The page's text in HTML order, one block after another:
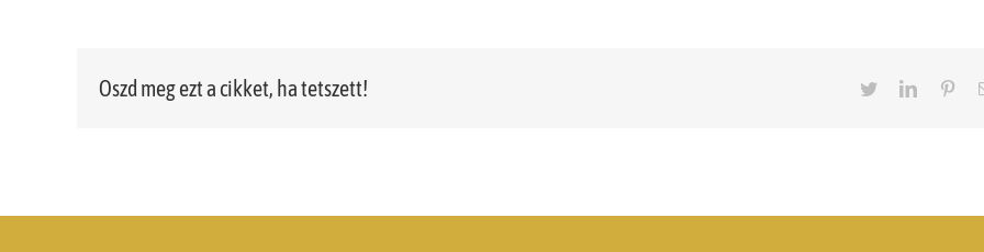
Oszd meg ezt a cikket, ha tetszett! TwitterLinkedIn